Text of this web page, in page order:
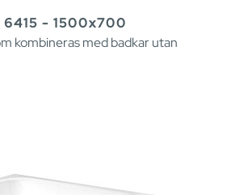
- 1500x700
kombineras med badkar utan